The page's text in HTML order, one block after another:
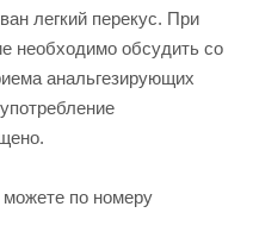
легкий перекус. При
необходимо обсудить со
анальгезирующих
можете по номеру